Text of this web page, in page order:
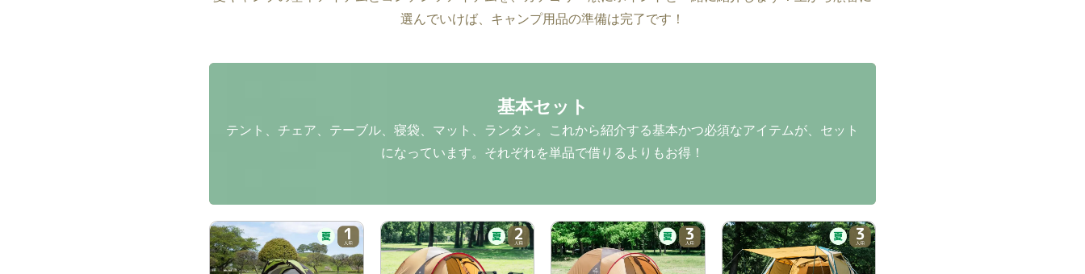
選んでいけば、キャンプ用品の準備は完了です！
基本セット
テント、チェア、テーブル、寝袋、マット、ランタン。これから紹介する基本かつ必須なアイテムが、セット
になっています。それぞれを単品で借りるよりもお得！